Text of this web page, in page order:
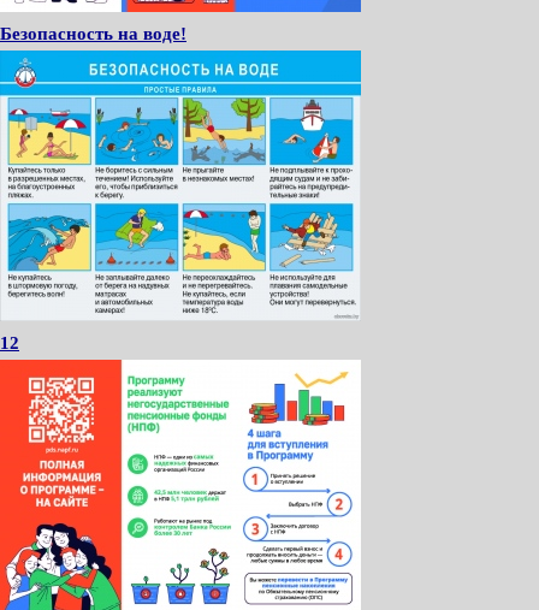
Безопасность на воде!
12